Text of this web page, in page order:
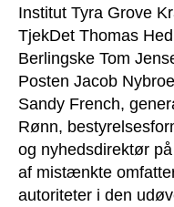
Institut Tyra Grove
TjekDet Thomas
Berlingske Tom
Posten Jacob
Sandy French,
Rønn,
og nyhedsdirektør
af mistænkte
autoriteter i den